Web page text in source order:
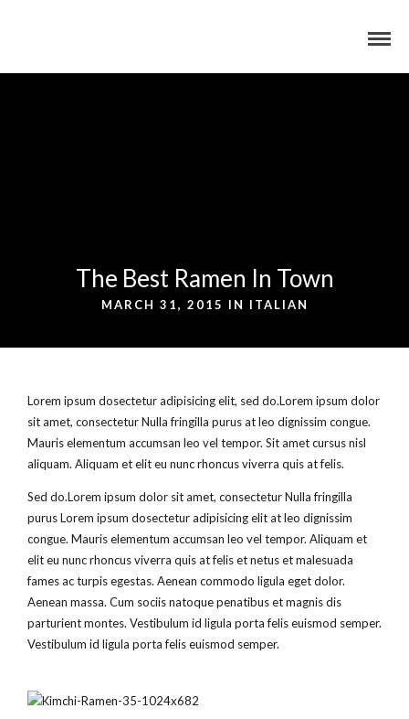
The Best Ramen In Town
MARCH 31, 2015 IN ITALIAN
Lorem ipsum dosectetur adipisicing elit, sed do.Lorem ipsum dolor
sit amet, consectetur Nulla fringilla purus at leo dignissim congue.
Mauris elementum accumsan leo vel tempor. Sit amet cursus nisl
aliquam. Aliquam et elit eu nunc rhoncus viverra quis at felis.
Sed do.Lorem ipsum dolor sit amet, consectetur Nulla fringilla
purus Lorem ipsum dosectetur adipisicing elit at leo dignissim
congue. Mauris elementum accumsan leo vel tempor. Aliquam et
elit eu nunc rhoncus viverra quis at felis et netus et malesuada
fames ac turpis egestas. Aenean commodo ligula eget dolor.
Aenean massa. Cum sociis natoque penatibus et magnis dis
parturient montes. Vestibulum id ligula porta felis euismod semper.
Vestibulum id ligula porta felis euismod semper.